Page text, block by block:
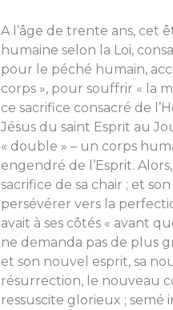
A l’âge de trente ans, cet
humaine selon la Loi,
pour le péché humain,
corps », pour souffrir « la
ce sacrifice consacré de
Jésus du saint Esprit au
« double » – un corps
engendré de l’Esprit.
sacrifice de sa chair ; et
persévérer vers la
avait à ses côtés « avant
ne demanda pas de plus
et son nouvel esprit, sa
résurrection, le nouveau
ressuscite glorieux ; semé